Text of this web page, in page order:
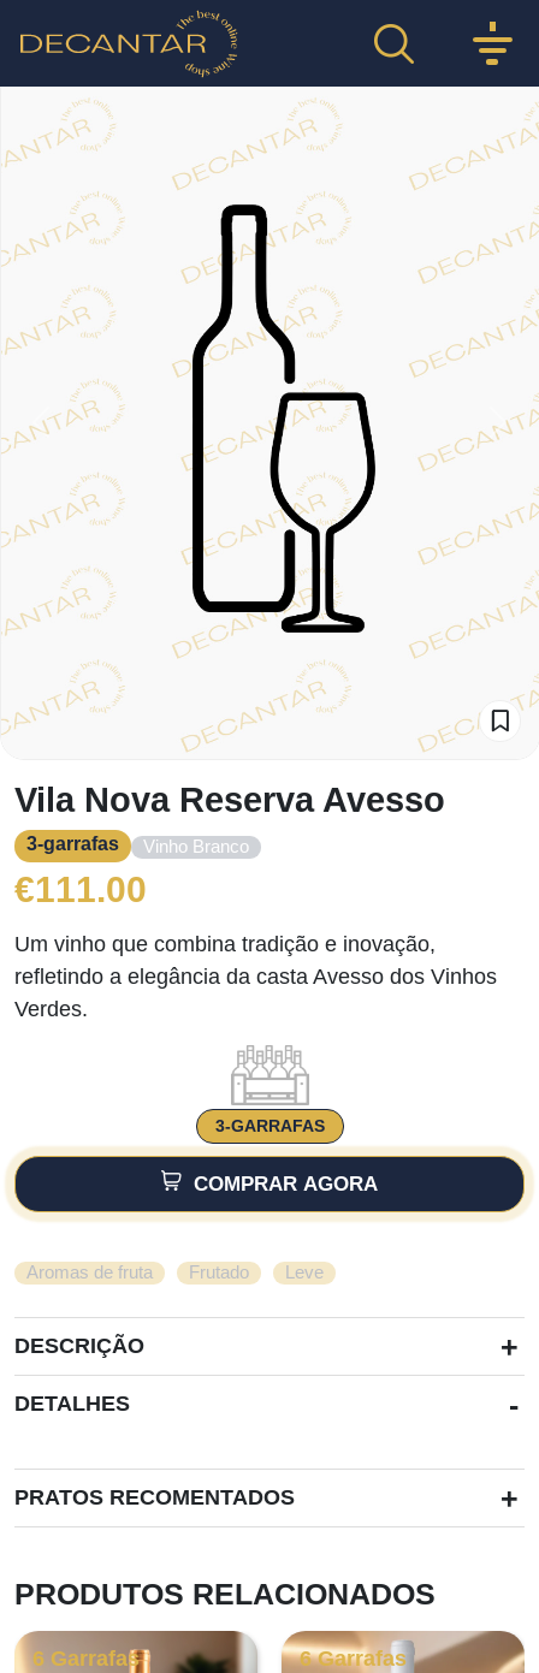
Previous
Vila Nova Reserva Avesso
3-garrafas Vinho Branco
€111.00
Um vinho que combina tradição e inovação,
refletindo a elegância da casta Avesso dos Vinhos
Verdes.
3-GARRAFAS
COMPRAR AGORA
Aromas de fruta Frutado Leve
DESCRIÇÃO +
DETALHES -
PRATOS RECOMENTADOS +
PRODUTOS RELACIONADOS
6 Garrafas
6 Garrafas